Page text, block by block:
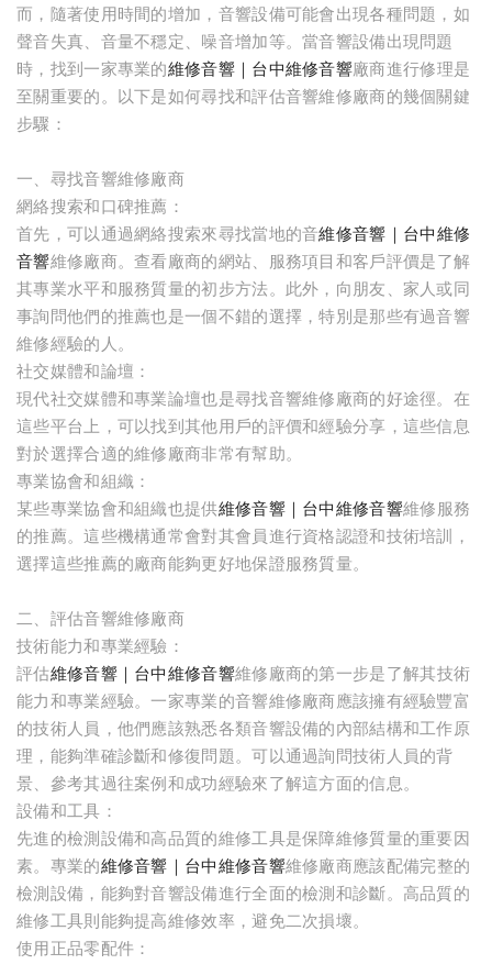
而，隨著使用時間的增加，音響設備可能會出現各種問題，如
聲音失真、音量不穩定、噪音增加等。當音響設備出現問題
時，找到一家專業的維修音響｜台中維修音響廠商進行修理是
至關重要的。以下是如何尋找和評估音響維修廠商的幾個關鍵
步驟：
一、尋找音響維修廠商
網絡搜索和口碑推薦：
首先，可以通過網絡搜索來尋找當地的音維修音響｜台中維修
音響維修廠商。查看廠商的網站、服務項目和客戶評價是了解
其專業水平和服務質量的初步方法。此外，向朋友、家人或同
事詢問他們的推薦也是一個不錯的選擇，特別是那些有過音響
維修經驗的人。
社交媒體和論壇：
現代社交媒體和專業論壇也是尋找音響維修廠商的好途徑。在
這些平台上，可以找到其他用戶的評價和經驗分享，這些信息
對於選擇合適的維修廠商非常有幫助。
專業協會和組織：
某些專業協會和組織也提供維修音響｜台中維修音響維修服務
的推薦。這些機構通常會對其會員進行資格認證和技術培訓，
選擇這些推薦的廠商能夠更好地保證服務質量。
二、評估音響維修廠商
技術能力和專業經驗：
評估維修音響｜台中維修音響維修廠商的第一步是了解其技術
能力和專業經驗。一家專業的音響維修廠商應該擁有經驗豐富
的技術人員，他們應該熟悉各類音響設備的內部結構和工作原
理，能夠準確診斷和修復問題。可以通過詢問技術人員的背
景、參考其過往案例和成功經驗來了解這方面的信息。
設備和工具：
先進的檢測設備和高品質的維修工具是保障維修質量的重要因
素。專業的維修音響｜台中維修音響維修廠商應該配備完整的
檢測設備，能夠對音響設備進行全面的檢測和診斷。高品質的
維修工具則能夠提高維修效率，避免二次損壞。
使用正品零配件：